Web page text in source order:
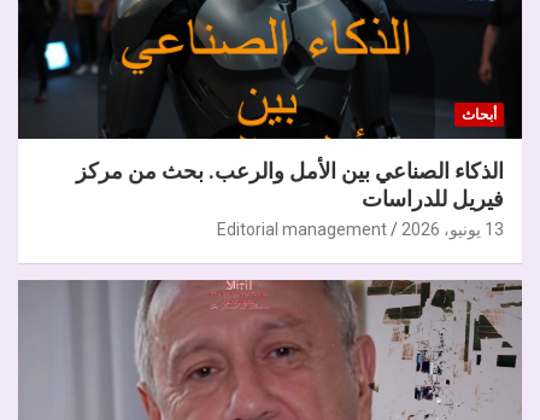
أبحاث
الذكاء الصناعي بين الأمل والرعب. بحث من مركز
فيريل للدراسات
13 يونيو، 2026 Editorial management